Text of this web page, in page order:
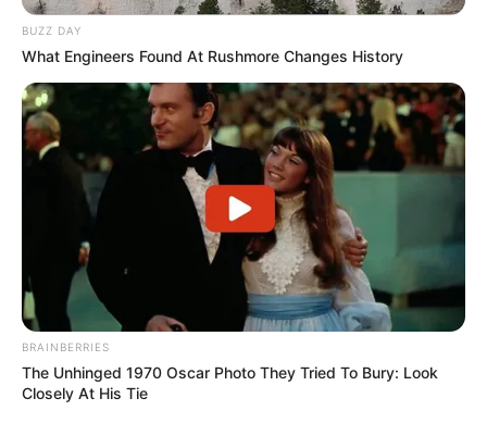
BUZZ DAY
What Engineers Found At Rushmore Changes History
BRAINBERRIES
The Unhinged 1970 Oscar Photo They Tried To Bury: Look
Closely At His Tie